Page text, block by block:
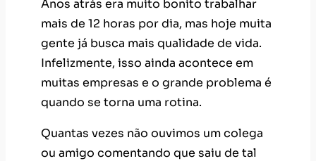
Anos atrás era muito bonito trabalhar
mais de 12 horas por dia, mas hoje muita
gente já busca mais qualidade de vida.
Infelizmente, isso ainda acontece em
muitas empresas e o grande problema é
quando se torna uma rotina.
Quantas vezes não ouvimos um colega
ou amigo comentando que saiu de tal